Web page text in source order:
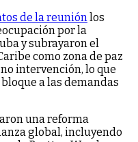
de la reuniónlos
por la
y subrayaron el
como zona de paz
intervención, lo que
a las demandas
una reforma
global, incluyendo